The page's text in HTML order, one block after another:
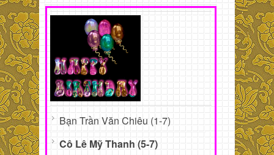
Bạn Trần Văn Chiêu (1-7)
Cô Lê Mỹ Thanh (5-7)